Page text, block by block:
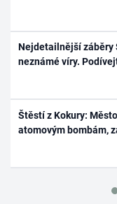
Nejdetailnější záběry
neznámé víry.
Štěstí z Kokury:
atomovým bombám,